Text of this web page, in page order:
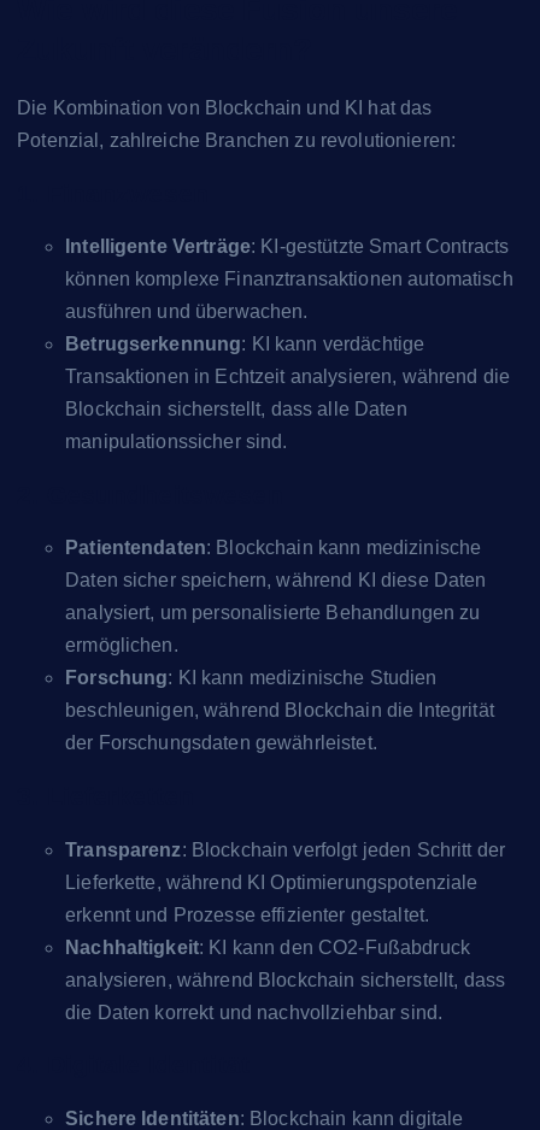
Die Kombination von Blockchain und KI hat das
Potenzial, zahlreiche Branchen zu revolutionieren:
Intelligente Verträge: KI-gestützte Smart Contracts
können komplexe Finanztransaktionen automatisch
ausführen und überwachen.
Betrugserkennung: KI kann verdächtige
Transaktionen in Echtzeit analysieren, während die
Blockchain sicherstellt, dass alle Daten
manipulationssicher sind.
Patientendaten: Blockchain kann medizinische
Daten sicher speichern, während KI diese Daten
analysiert, um personalisierte Behandlungen zu
ermöglichen.
Forschung: KI kann medizinische Studien
beschleunigen, während Blockchain die Integrität
der Forschungsdaten gewährleistet.
Transparenz: Blockchain verfolgt jeden Schritt der
Lieferkette, während KI Optimierungspotenziale
erkennt und Prozesse effizienter gestaltet.
Nachhaltigkeit: KI kann den CO2-Fußabdruck
analysieren, während Blockchain sicherstellt, dass
die Daten korrekt und nachvollziehbar sind.
Sichere Identitäten: Blockchain kann digitale